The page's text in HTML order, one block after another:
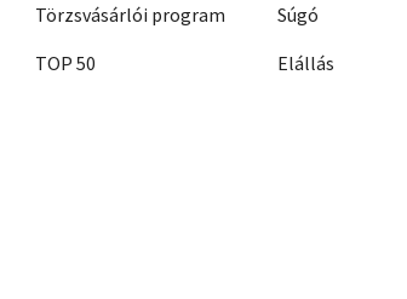
Törzsvásárlói program
TOP 50
Súgó
Elállás